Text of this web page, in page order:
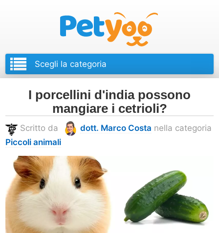
I porcellini d'india possono
mangiare i cetrioli?
Scritto da dott. Marco Costa nella categoria
Piccoli animali